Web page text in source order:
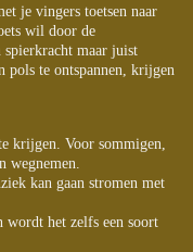
je vingers toetsen naar
wil door de
spierkracht maar juist
pols te ontspannen, krijgen
krijgen. Voor sommigen,
wegnemen.
kan gaan stromen met
wordt het zelfs een soort